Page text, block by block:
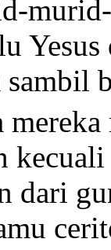
Yesus
sambil
dari